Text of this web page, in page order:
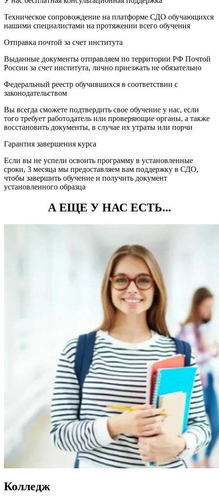
Техническое сопровождение на платформе СДО обучающихся
нашими специалистами на протяжении всего обучения
Отправка почтой за счет института
Выданные документы отправляем по территории РФ Почтой
России за счет института, лично приезжать не обязательно
Федеральный реестр обучившихся в соответствии с
законодательством
Вы всегда сможете подтвердить свое обучение у нас, если
того требует работодатель или проверяющие органы, а также
восстановить документы, в случае их утраты или порчи
Гарантия завершения курса
Если вы не успели освоить программу в установленные
сроки, 3 месяца мы предоставляем вам поддержку в СДО,
чтобы завершить обучение и получить документ
установленного образца
А ЕЩЕ У НАС ЕСТЬ...
Колледж